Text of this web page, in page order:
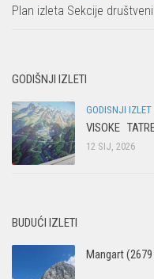
Plan izleta Sekcije
GODIŠNJI IZLETI
GODISNJI IZLET
VISOKE
12 SIJ, 2026
BUDUĆI IZLETI
Mangart